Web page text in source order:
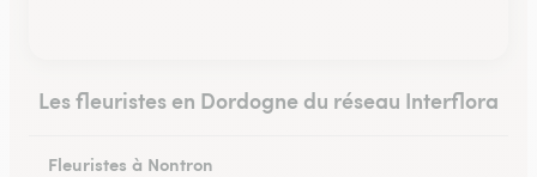
Les fleuristes en Dordogne du réseau Interflora
Fleuristes à Nontron